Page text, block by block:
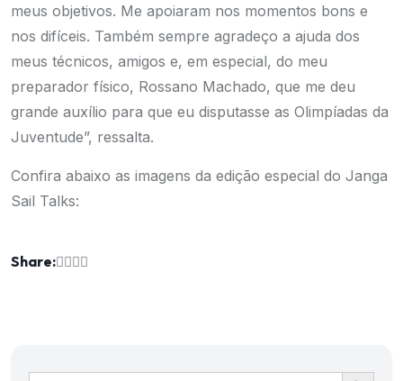
meus objetivos. Me apoiaram nos momentos bons e
nos difíceis. Também sempre agradeço a ajuda dos
meus técnicos, amigos e, em especial, do meu
preparador físico, Rossano Machado, que me deu
grande auxílio para que eu disputasse as Olimpíadas da
Juventude”, ressalta.
Confira abaixo as imagens da edição especial do Janga
Sail Talks:
Share:
Ir